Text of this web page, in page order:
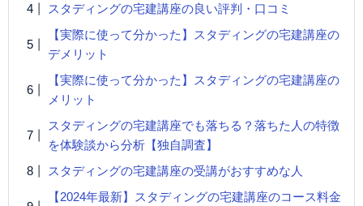
スタディングの宅建講座の良い評判・口コミ
【実際に使って分かった】スタディングの宅建講座の
デメリット
【実際に使って分かった】スタディングの宅建講座の
メリット
スタディングの宅建講座でも落ちる？落ちた人の特徴
を体験談から分析【独自調査】
スタディングの宅建講座の受講がおすすめな人
【2024年最新】スタディングの宅建講座のコース料金